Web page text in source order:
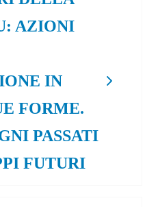
AZIONI
IN
FORME.
PASSATI
FUTURI